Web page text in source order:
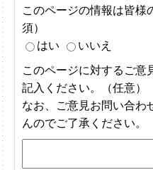
このページの情報は皆様
須）
はい
いいえ
このページに対するご意
記入ください。（任意）
なお、ご意見お問い合わ
んのでご了承ください。